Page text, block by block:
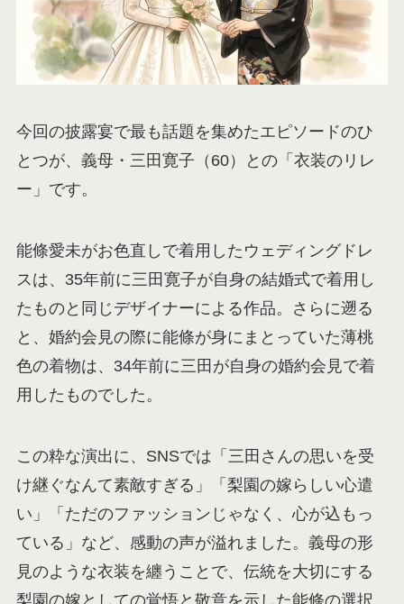
今回の披露宴で最も話題を集めたエピソードのひ
とつが、義母・三田寛子（60）との「衣装のリレ
ー」です。
能條愛未がお色直しで着用したウェディングドレ
スは、35年前に三田寛子が自身の結婚式で着用し
たものと同じデザイナーによる作品。さらに遡る
と、婚約会見の際に能條が身にまとっていた薄桃
色の着物は、34年前に三田が自身の婚約会見で着
用したものでした。
この粋な演出に、SNSでは「三田さんの思いを受
け継ぐなんて素敵すぎる」「梨園の嫁らしい心遣
い」「ただのファッションじゃなく、心が込もっ
ている」など、感動の声が溢れました。義母の形
見のような衣装を纏うことで、伝統を大切にする
梨園の嫁としての覚悟と敬意を示した能條の選択